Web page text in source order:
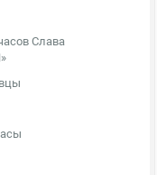
Слава